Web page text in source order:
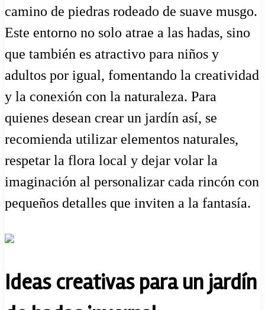
camino de piedras rodeado de suave musgo.
Este entorno no solo atrae a las hadas, sino
que también es atractivo para niños y
adultos por igual, fomentando la creatividad
y la conexión con la naturaleza. Para
quienes desean crear un jardín así, se
recomienda utilizar elementos naturales,
respetar la flora local y dejar volar la
imaginación al personalizar cada rincón con
pequeños detalles que inviten a la fantasía.
Ideas creativas para un jardín